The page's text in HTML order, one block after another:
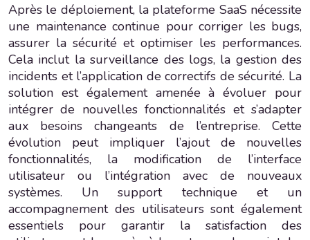
Après le déploiement, la plateforme SaaS nécessite
une maintenance continue pour corriger les bugs,
assurer la sécurité et optimiser les performances.
Cela inclut la surveillance des logs, la gestion des
incidents et l’application de correctifs de sécurité. La
solution est également amenée à évoluer pour
intégrer de nouvelles fonctionnalités et s’adapter
aux besoins changeants de l’entreprise. Cette
évolution peut impliquer l’ajout de nouvelles
fonctionnalités, la modification de l’interface
utilisateur ou l’intégration avec de nouveaux
systèmes. Un support technique et un
accompagnement des utilisateurs sont également
essentiels pour garantir la satisfaction des